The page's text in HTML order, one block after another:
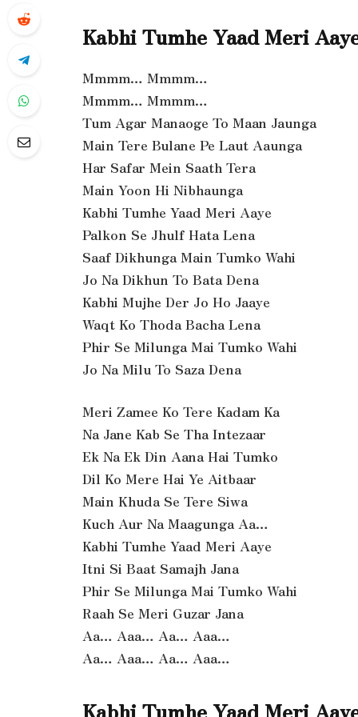
Kabhi Tumhe Yaad Meri
Mmmm… Mmmm…
Mmmm… Mmmm…
Tum Agar Manaoge To Maan Jaunga
Main Tere Bulane Pe Laut Aaunga
Har Safar Mein Saath Tera
Main Yoon Hi Nibhaunga
Kabhi Tumhe Yaad Meri Aaye
Palkon Se Jhulf Hata Lena
Saaf Dikhunga Main Tumko Wahi
Jo Na Dikhun To Bata Dena
Kabhi Mujhe Der Jo Ho Jaaye
Waqt Ko Thoda Bacha Lena
Phir Se Milunga Mai Tumko Wahi
Jo Na Milu To Saza Dena
Meri Zamee Ko Tere Kadam Ka
Na Jane Kab Se Tha Intezaar
Ek Na Ek Din Aana Hai Tumko
Dil Ko Mere Hai Ye Aitbaar
Main Khuda Se Tere Siwa
Kuch Aur Na Maagunga Aa…
Kabhi Tumhe Yaad Meri Aaye
Itni Si Baat Samajh Jana
Phir Se Milunga Mai Tumko Wahi
Raah Se Meri Guzar Jana
Aa… Aaa… Aa… Aaa…
Aa… Aaa… Aa… Aaa…
Kabhi Tumhe Yaad Meri